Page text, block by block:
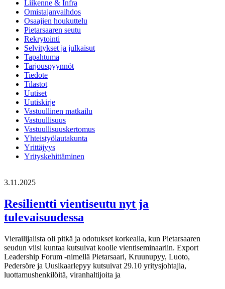
Liikenne & Infra
Omistajanvaihdos
Osaajien houkuttelu
Pietarsaaren seutu
Rekrytointi
Selvitykset ja julkaisut
Tapahtuma
Tarjouspyynnöt
Tiedote
Tilastot
Uutiset
Uutiskirje
Vastuullinen matkailu
Vastuullisuus
Vastuullisuuskertomus
Yhteistyölautakunta
Yrittäjyys
Yrityskehittäminen
3.11.2025
Resilientti vientiseutu nyt ja
tulevaisuudessa
Vierailijalista oli pitkä ja odotukset korkealla, kun Pietarsaaren
seudun viisi kuntaa kutsuivat koolle vientiseminaariin. Export
Leadership Forum -nimellä Pietarsaari, Kruunupyy, Luoto,
Pedersöre ja Uusikaarlepyy kutsuivat 29.10 yritysjohtajia,
luottamushenkilöitä, viranhaltijoita ja